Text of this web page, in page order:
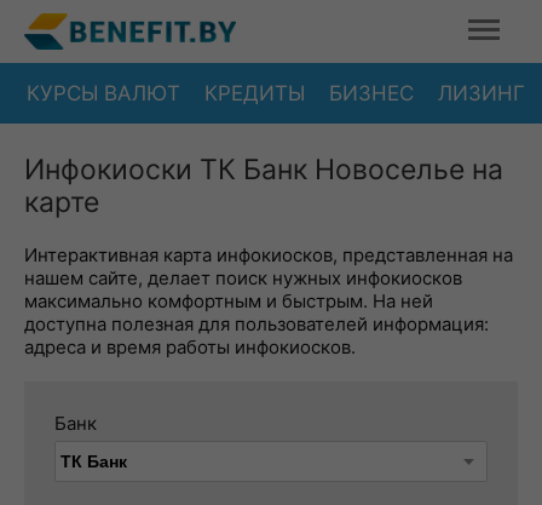
КУРСЫ ВАЛЮТ КРЕДИТЫ БИЗНЕС ЛИЗИНГ
Инфокиоски ТК Банк Новоселье на
карте
Интерактивная карта инфокиосков, представленная на
нашем сайте, делает поиск нужных инфокиосков
максимально комфортным и быстрым. На ней
доступна полезная для пользователей информация:
адреса и время работы инфокиосков.
Банк